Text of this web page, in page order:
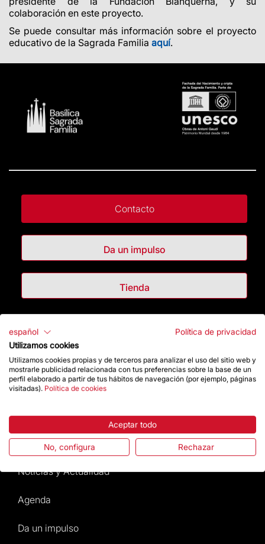
colaboración en este proyecto.
Se puede consultar más información sobre el proyecto
educativo de la Sagrada Familia aquí.
Contacto
Da un impulso
Tienda
Destacados
La Fundación
Preguntas frecuentes
Atención al Visitante
Normativa y condiciones de compra
Noticias y Actualidad
Agenda
Da un impulso
español
Política de privacidad
Utilizamos cookies
Utilizamos cookies propias y de terceros para analizar el uso del sitio web y
mostrarle publicidad relacionada con tus preferencias sobre la base de un
perfil elaborado a partir de tus hábitos de navegación (por ejemplo, páginas
visitadas). Política de cookies
Aceptar todo
No, configura Rechazar